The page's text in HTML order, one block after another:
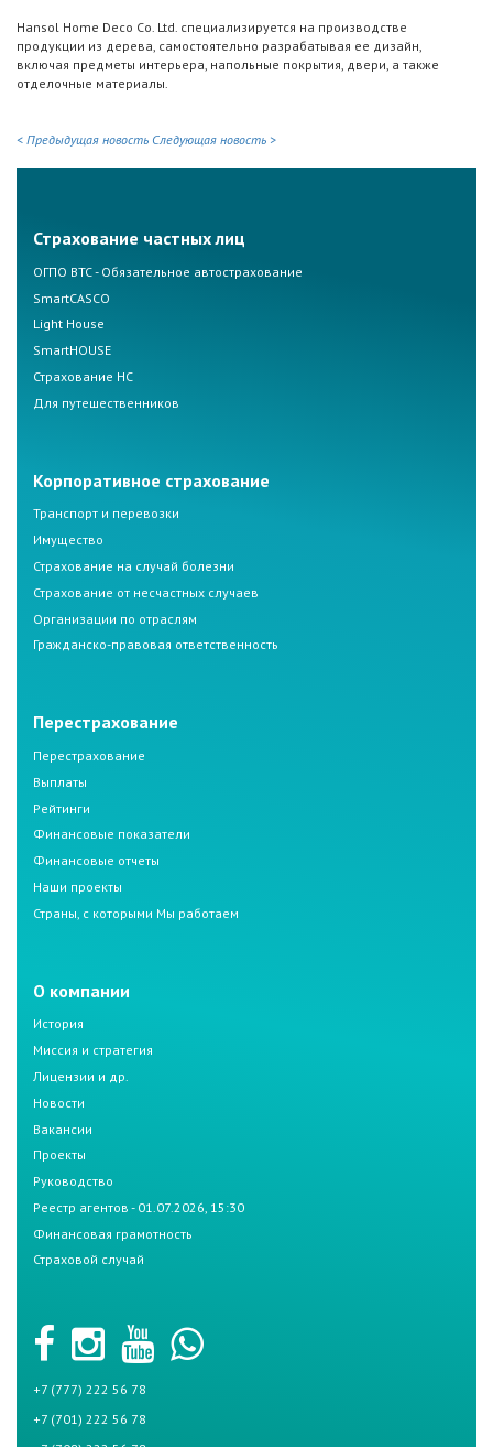
Hansol Home Deco Co. Ltd. специализируется на производстве
продукции из дерева, самостоятельно разрабатывая ее дизайн,
включая предметы интерьера, напольные покрытия, двери, а также
отделочные материалы.
< Предыдущая новость Следующая новость >
Страхование частных лиц
ОГПО ВТС - Обязательное автострахование
SmartCASCO
Light House
SmartHOUSE
Страхование НС
Для путешественников
Корпоративное страхование
Транспорт и перевозки
Имущество
Страхование на случай болезни
Страхование от несчастных случаев
Организации по отраслям
Гражданско-правовая ответственность
Перестрахование
Перестрахование
Выплаты
Рейтинги
Финансовые показатели
Финансовые отчеты
Наши проекты
Страны, с которыми Мы работаем
О компании
История
Миссия и стратегия
Лицензии и др.
Новости
Вакансии
Проекты
Руководство
Реестр агентов - 01.07.2026, 15:30
Финансовая грамотность
Страховой случай
+7 (777) 222 56 78
+7 (701) 222 56 78